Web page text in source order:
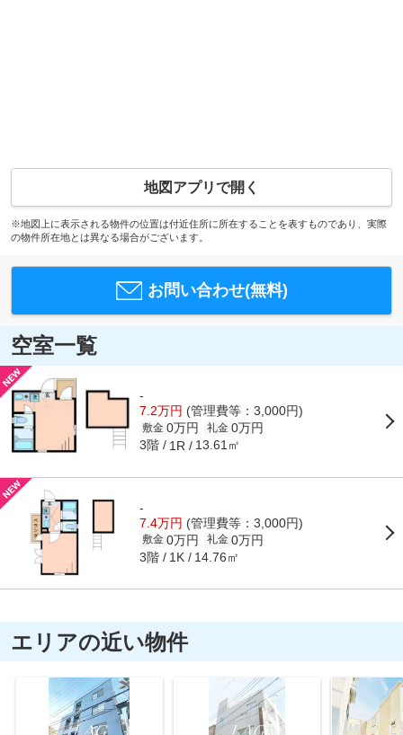
地図アプリで開く
※地図上に表示される物件の位置は付近住所に所在することを表すものであり、実際
の物件所在地とは異なる場合がございます。
お問い合わせ(無料)
空室一覧
-
7.2万円 (管理費等：3,000円)
敷金 0万円 礼金 0万円
3階 1R 13.61㎡
-
7.4万円 (管理費等：3,000円)
敷金 0万円 礼金 0万円
3階 1K 14.76㎡
エリアの近い物件